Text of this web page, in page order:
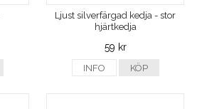
Ljust silverfärgad kedja - stor
hjärtkedja
59 kr
INFO KÖP